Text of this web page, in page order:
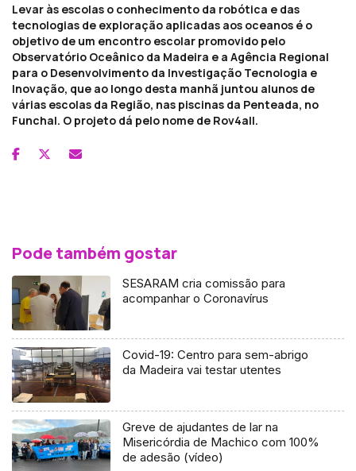
Levar às escolas o conhecimento da robótica e das
tecnologias de exploração aplicadas aos oceanos é o
objetivo de um encontro escolar promovido pelo
Observatório Oceânico da Madeira e a Agência Regional
para o Desenvolvimento da Investigação Tecnologia e
Inovação, que ao longo desta manhã juntou alunos de
várias escolas da Região, nas piscinas da Penteada, no
Funchal. O projeto dá pelo nome de Rov4all.
Pode também gostar
SESARAM cria comissão para
acompanhar o Coronavírus
Covid-19: Centro para sem-abrigo
da Madeira vai testar utentes
Greve de ajudantes de lar na
Misericórdia de Machico com 100%
de adesão (vídeo)